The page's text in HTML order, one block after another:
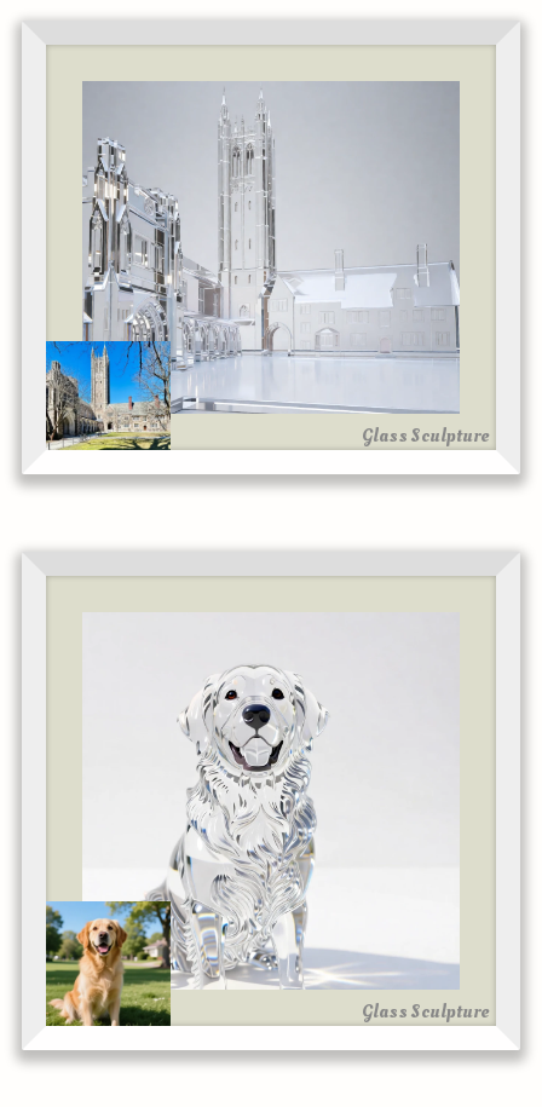
Glass Sculpture
Glass Sculpture